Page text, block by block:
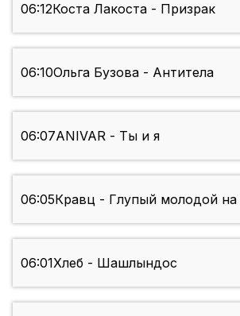
06:12Коста Лакоста - Призрак
06:10Ольга Бузова - Антитела
06:07ANIVAR - Ты и я
06:05Кравц - Глупый молодой на
06:01Хлеб - Шашлындос